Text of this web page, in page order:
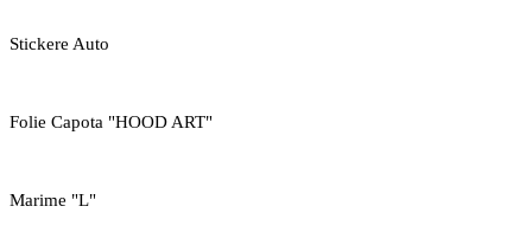
Stickere Auto
Folie Capota "HOOD ART"
Marime "L"